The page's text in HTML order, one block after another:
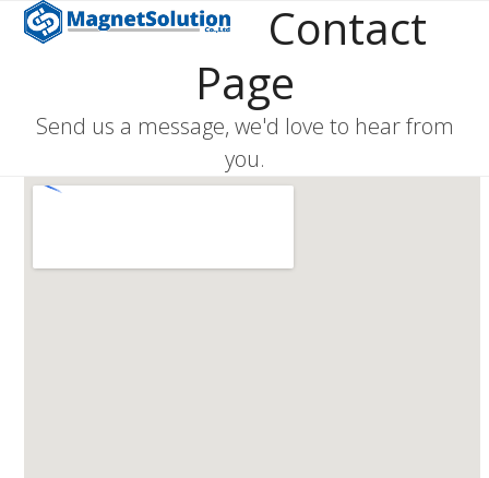
SkipOpen
mobile
Close
mobile
Contact
Page
Send us a message, we'd love to hear from
you.